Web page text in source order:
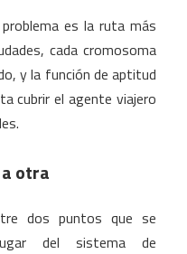
es la ruta más
cada cromosoma
y la función de aptitud
cubrir el agente viajero
otra
dos puntos que se
del sistema de